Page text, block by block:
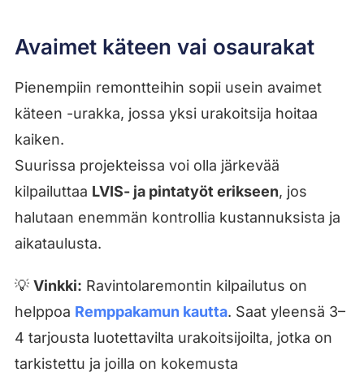
Avaimet käteen vai osaurakat
Pienempiin remontteihin sopii usein avaimet
käteen -urakka, jossa yksi urakoitsija hoitaa
kaiken.
Suurissa projekteissa voi olla järkevää
kilpailuttaa LVIS- ja pintatyöt erikseen, jos
halutaan enemmän kontrollia kustannuksista ja
aikataulusta.
💡 Vinkki: Ravintolaremontin kilpailutus on
helppoa Remppakamun kautta. Saat yleensä 3–
4 tarjousta luotettavilta urakoitsijoilta, jotka on
tarkistettu ja joilla on kokemusta